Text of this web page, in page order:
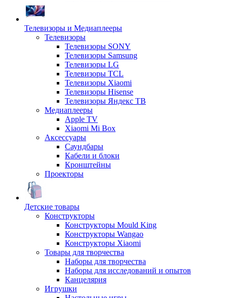
Телевизоры и Медиаплееры
Телевизоры
Телевизоры SONY
Телевизоры Samsung
Телевизоры LG
Телевизоры TCL
Телевизоры Xiaomi
Телевизоры Hisense
Телевизоры Яндекс ТВ
Медиаплееры
Apple TV
Xiaomi Mi Box
Аксессуары
Саундбары
Кабели и блоки
Кронштейны
Проекторы
Детские товары
Конструкторы
Конструкторы Mould King
Конструкторы Wangao
Конструкторы Xiaomi
Товары для творчества
Наборы для творчества
Наборы для исследований и опытов
Канцелярия
Игрушки